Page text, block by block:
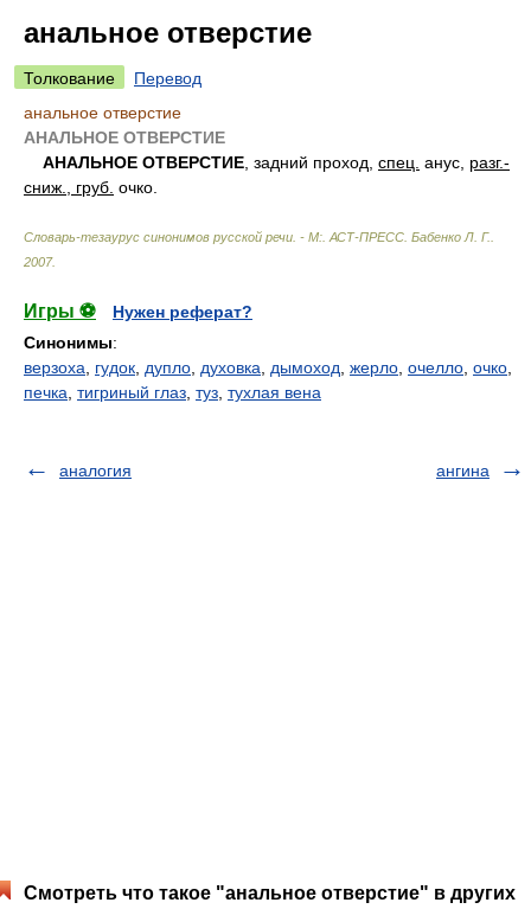
анальное отверстие
Толкование
Перевод
анальное отверстие
АНАЛЬНОЕ ОТВЕРСТИЕ
АНАЛЬНОЕ ОТВЕРСТИЕ , задний проход, спец. анус, разг.-
сниж., груб. очко.
Словарь-тезаурус синонимов русской речи. - М:. АСТ-ПРЕСС Бабенко Л. Г.
2007.
Игры ⚽
Нужен реферат?
Синонимы:
верзоха
гудок дупло духовка дымоход жерло очелло очко
печка тигриный глаз туз тухлая вена
аналогия ангина
Смотреть что такое "анальное отверстие" в других